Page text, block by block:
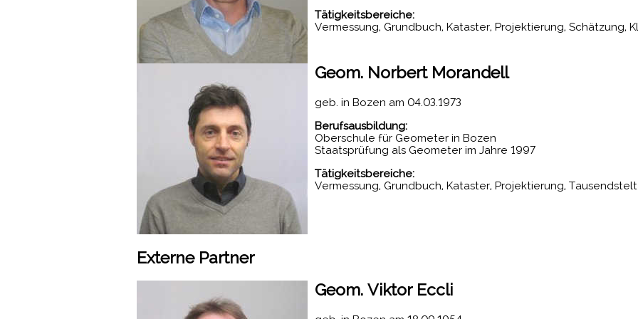
Tätigkeitsbereiche:
Vermessung, Grundbuch, Kataster, Projektierung, Schätzung,
Geom. Norbert Morandell
geb. in Bozen am 04.03.1973
Berufsausbildung:
Oberschule für Geometer in Bozen
Staatsprüfung als Geometer im Jahre 1997
Tätigkeitsbereiche:
Vermessung, Grundbuch, Kataster, Projektierung,
Externe Partner
Geom. Viktor Eccli